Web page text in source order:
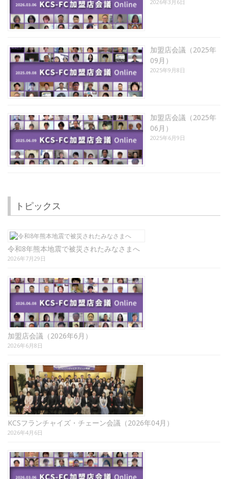
2026年3月6日
加盟店会議（2025年
09月）
2025年9月8日
加盟店会議（2025年
06月）
2025年6月9日
トピックス
令和8年熊本地震で被災されたみなさまへ
2026年7月29日
加盟店会議（2026年6月）
2026年6月8日
KCSフランチャイズ・チェーン会議（2026年04月）
2026年4月6日